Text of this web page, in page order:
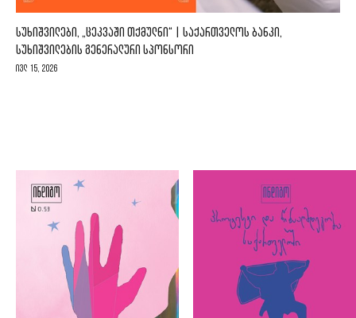
ᲡᲣᲮᲘᲨᲕᲘᲚᲔᲑᲘ, „ᲪᲔᲙᲕᲐᲨᲘ ᲗᲥᲛᲣᲚᲜᲘ“ | ᲡᲐᲥᲐᲠᲗᲕᲔᲚᲝᲡ ᲑᲐᲜᲙᲘ,
ᲡᲣᲮᲘᲨᲕᲘᲚᲔᲑᲘᲡ ᲒᲔᲜᲔᲠᲐᲚᲣᲠᲘ ᲡᲞᲝᲜᲡᲝᲠᲘ
ივლ 15, 2026